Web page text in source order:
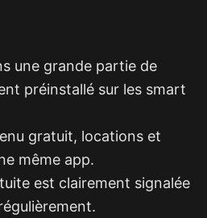
une grande partie de
préinstallé sur les smart
gratuit, locations et
même app.
est clairement signalée